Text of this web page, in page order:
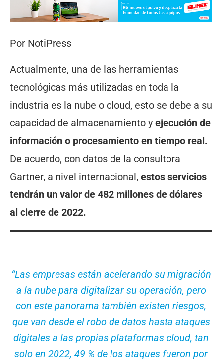
Por NotiPress
Actualmente, una de las herramientas
tecnológicas más utilizadas en toda la
industria es la nube o cloud, esto se debe a su
capacidad de almacenamiento y ejecución de
información o procesamiento en tiempo real.
De acuerdo, con datos de la consultora
Gartner, a nivel internacional, estos servicios
tendrán un valor de 482 millones de dólares
al cierre de 2022.
“Las empresas están acelerando su migración
a la nube para digitalizar su operación, pero
con este panorama también existen riesgos,
que van desde el robo de datos hasta ataques
digitales a las propias plataformas cloud, tan
solo en 2022, 49 % de los ataques fueron por